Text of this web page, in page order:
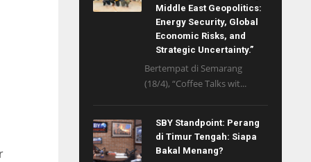
Middle East Geopolitics:
Energy Security, Global
Economic Risks, and
Strategic Uncertainty.”
Bertempat di Semarang
(18/4), “Coffee Talks wit...
SBY Standpoint: Perang
di Timur Tengah: Siapa
Bakal Menang?